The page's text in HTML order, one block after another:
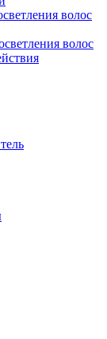
волос
волос